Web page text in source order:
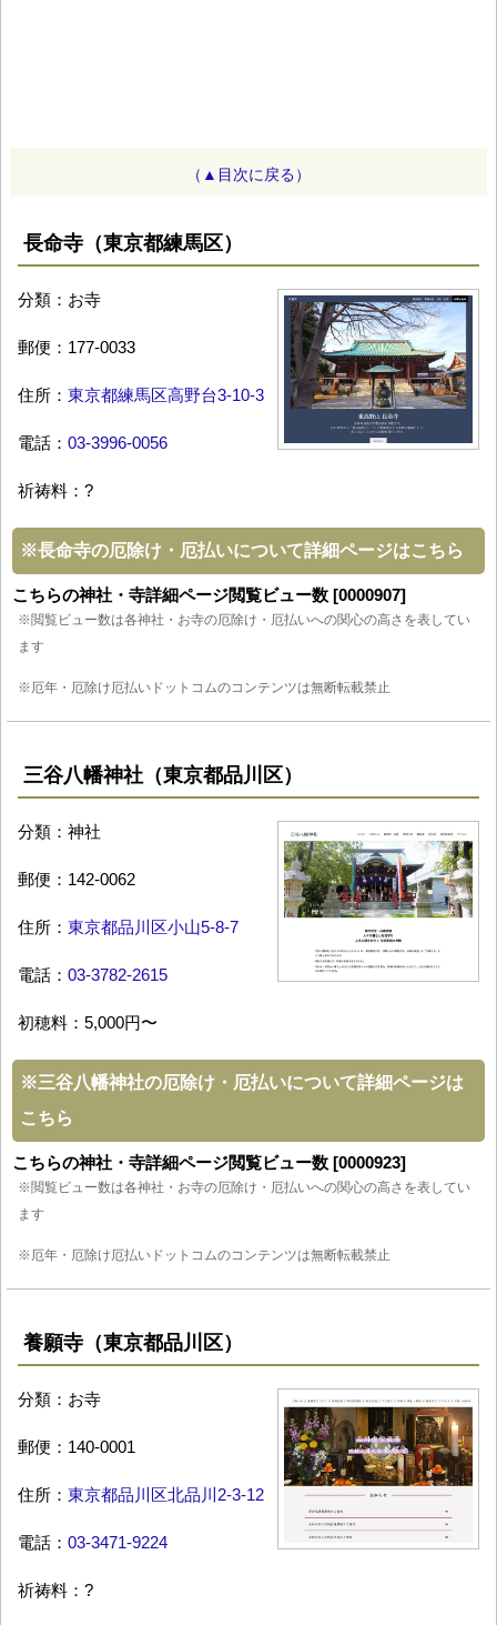
（▲目次に戻る）
長命寺（東京都練馬区）
分類：お寺
郵便：177-0033
住所： 東京都練馬区高野台3-10-3
電話： 03-3996-0056
祈祷料：?
※長命寺の厄除け・厄払いについて詳細ページはこちら
こちらの神社・寺詳細ページ閲覧ビュー数 [0000907]
※閲覧ビュー数は各神社・お寺の厄除け・厄払いへの関心の高さを表してい
ます
※厄年・厄除け厄払いドットコムのコンテンツは無断転載禁止
三谷八幡神社（東京都品川区）
分類：神社
郵便：142-0062
住所： 東京都品川区小山5-8-7
電話： 03-3782-2615
初穂料：5,000円〜
※三谷八幡神社の厄除け・厄払いについて詳細ページは
こちら
こちらの神社・寺詳細ページ閲覧ビュー数 [0000923]
※閲覧ビュー数は各神社・お寺の厄除け・厄払いへの関心の高さを表してい
ます
※厄年・厄除け厄払いドットコムのコンテンツは無断転載禁止
養願寺（東京都品川区）
分類：お寺
郵便：140-0001
住所： 東京都品川区北品川2-3-12
電話： 03-3471-9224
祈祷料：?